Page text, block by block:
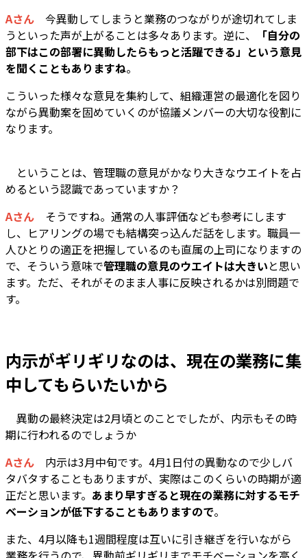
Aさん 今異動してしまうと業務のつながりが途切れてしま
うといった声が上がることは多々あります。逆に、
「自分の
部下はこの部署に異動したらもっと活躍できる」という意見
を聞くこともありますね。
こういった様々な意見を集約して、組織運営の最適化を図り
ながら異動案を固めていくのが協議メンバーの大切な役割に
なります。
―― ということは、管理職の意見がかなり大きなウエイトを占
めるという認識であっていますか？
Aさん そうですね。通常の人事評価なども参考にします
し、ヒアリングの場でも結構突っ込んだ話をします。職員一
人ひとりの適正を把握しているのも直属の上司になりますの
で、そういう意味で管理職の意見のウエイトは大きいと思い
ます。ただ、それがそのまま人事に反映されるかは別問題で
す。
内示がギリギリなのは、現在の業務に集
中してもらいたいから
―― 異動の最終決定は2月頃とのことでしたが、内示もその時
期に行われるのでしょうか
Aさん 内示は3月中旬です。4月1日付の異動なので少しバ
タバタすることもありますが、実際はこのくらいの時期が適
正だと思います。 あまり早すぎると現在の業務に対するモチ
ベーションが低下することもありますので。
また、4月以降も1週間程度は互いに引き継ぎを行いながら